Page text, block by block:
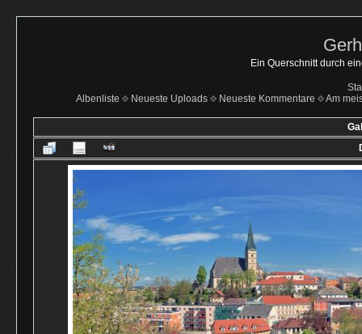
Ein Querschnitt durch
Albenliste
Neueste Uploads Neueste Kommentare Am